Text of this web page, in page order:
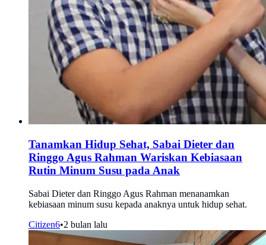
Tanamkan Hidup Sehat, Sabai Dieter dan
Ringgo Agus Rahman Wariskan Kebiasaan
Rutin Minum Susu pada Anak
Sabai Dieter dan Ringgo Agus Rahman menanamkan
kebiasaan minum susu kepada anaknya untuk hidup sehat.
Citizen6•2 bulan lalu